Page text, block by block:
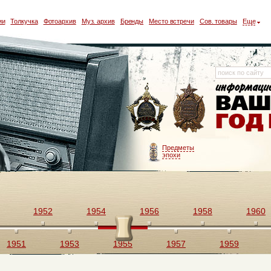
Толкучка Фотоархив Муз. архив Бренды Место встречи Сов. товары Еще
Предметы
эпохи
1951
1952
1953
1954
1955
1956
1957
1958
1959
1960